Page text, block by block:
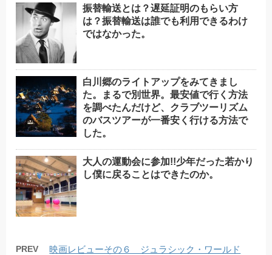
振替輸送とは？遅延証明のもらい方
は？振替輸送は誰でも利用できるわけ
ではなかった。
白川郷のライトアップをみてきまし
た。まるで別世界。最安値で行く方法
を調べたんだけど、クラブツーリズム
のバスツアーが一番安く行ける方法で
した。
大人の運動会に参加!!少年だった若かり
し僕に戻ることはできたのか。
PREV 映画レビューその６ ジュラシック・ワールド